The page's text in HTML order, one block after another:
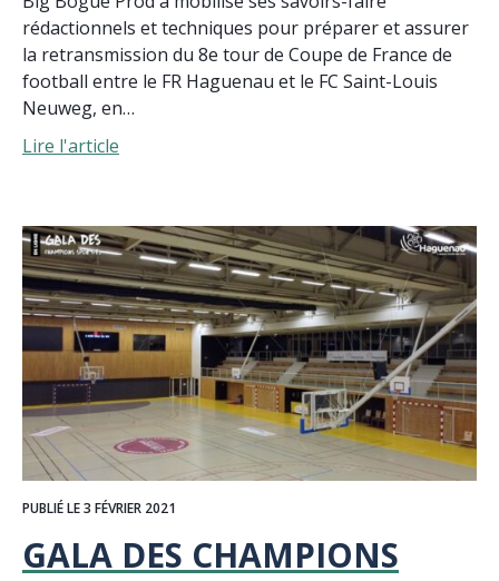
rédactionnels et techniques pour préparer et assurer
la retransmission du 8e tour de Coupe de France de
football entre le FR Haguenau et le FC Saint-Louis
Neuweg, en…
Lire l'article
PUBLIÉ LE 3 FÉVRIER 2021
GALA DES CHAMPIONS